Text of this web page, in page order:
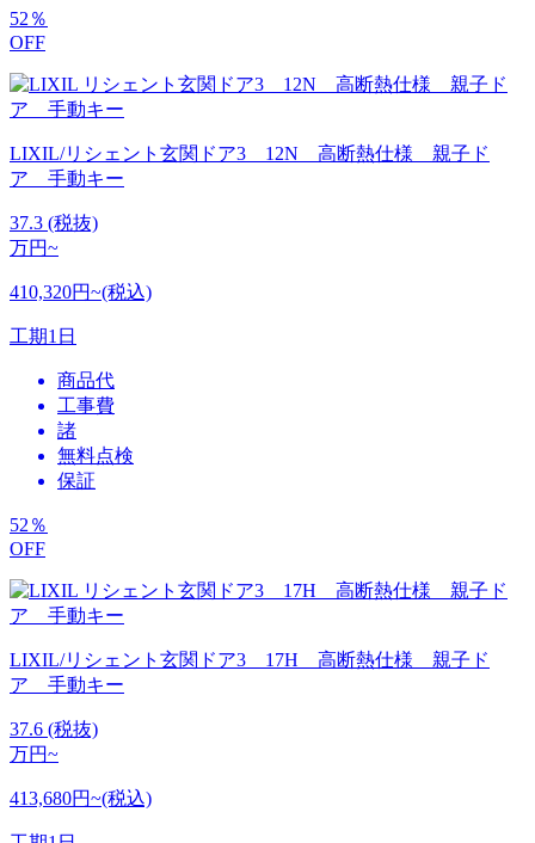
52 ％
OFF
LIXIL/リシェント玄関ドア3 12N 高断熱仕様 親子ド
ア 手動キー
37.3 (税抜)
万円~
410,320円~(税込)
工期1日
商品代
工事費
諸
無料点検
保証
52 ％
OFF
LIXIL/リシェント玄関ドア3 17H 高断熱仕様 親子ド
ア 手動キー
37.6 (税抜)
万円~
413,680円~(税込)